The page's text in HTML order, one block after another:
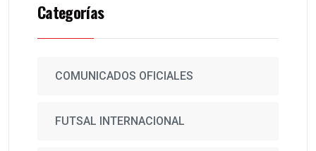
Categorías
COMUNICADOS OFICIALES
FUTSAL INTERNACIONAL